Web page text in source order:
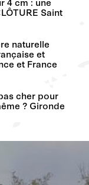
Saint
naturelle
et
et France
cher pour
? Gironde